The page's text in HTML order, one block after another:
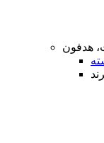
هدفون